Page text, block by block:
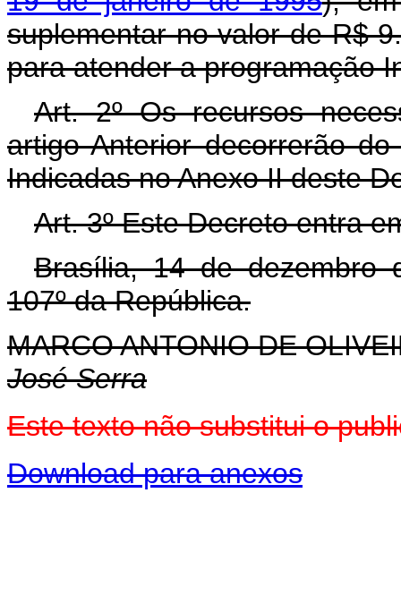
suplementar no valor de R$
para atender a programação
Art. 2º Os recursos
artigo Anterior decorrerão
Indicadas no Anexo II deste
Art. 3º Este Decreto entra
Brasília, 14 de dezembro
107º da República.
MARCO ANTONIO DE
José Serra
Este texto não substitui o
Download para anexos